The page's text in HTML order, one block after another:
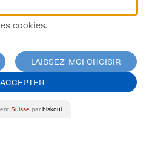
cookies.
LAISSEZ-MOI CHOISIR
Suisse par biskoui